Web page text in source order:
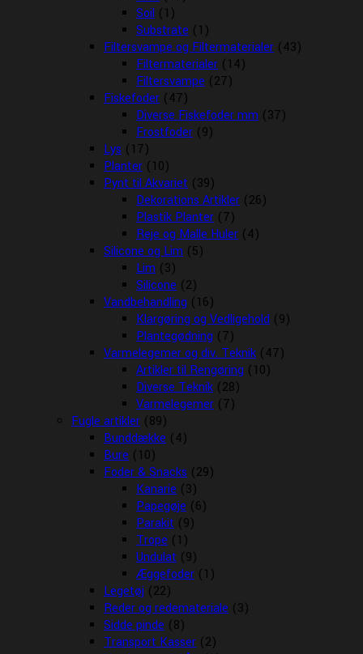
Soil (1)
Substrate (1)
Filtersvampe og Filtermaterialer (43)
Filtermaterialer (14)
Filtersvampe (27)
Fiskefoder (47)
Diverse Fiskefoder mm (37)
Frostfoder (9)
Lys (17)
Planter (10)
Pynt til Akvariet (39)
Dekorations Artikler (26)
Plastik Planter (7)
Reje og Malle Huler (4)
Silicone og Lim (5)
Lim (3)
Silicone (2)
Vandbehandling (16)
Klargøring og Vedligehold (9)
Plantegødning (7)
Varmelegemer og div. Teknik (47)
Artikler til Rengøring (10)
Diverse Teknik (28)
Varmelegemer (7)
Fugle artikler (89)
Bunddække (4)
Bure (10)
Foder & Snacks (29)
Kanarie (3)
Papegøje (6)
Parakit (9)
Trope (1)
Undulat (9)
Æggefoder (1)
Legetøj (22)
Reder og redemateriale (3)
Sidde pinde (8)
Transport Kasser (2)